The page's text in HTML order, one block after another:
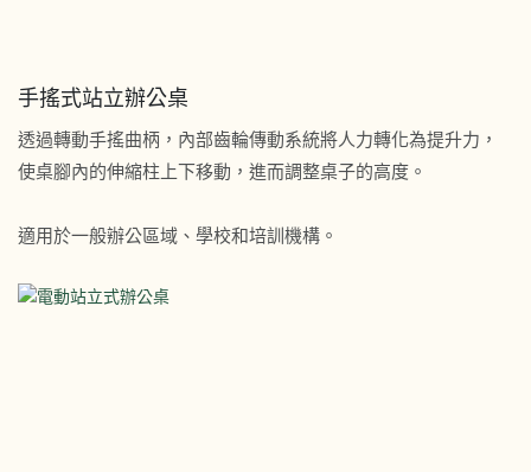
手搖式站立辦公桌
透過轉動手搖曲柄，內部齒輪傳動系統將人力轉化為提升力，
使桌腳內的伸縮柱上下移動，進而調整桌子的高度。
適用於一般辦公區域、學校和培訓機構。